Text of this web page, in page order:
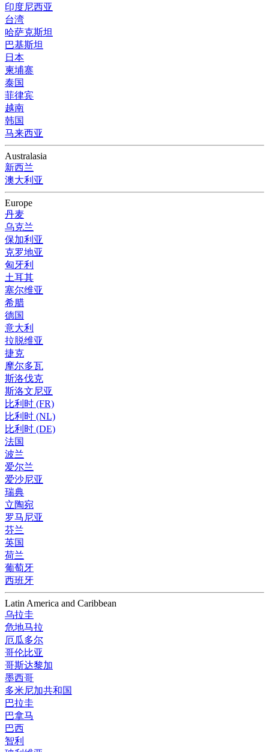
印度尼西亚
台湾
哈萨克斯坦
巴基斯坦
日本
柬埔寨
泰国
菲律宾
越南
韩国
马来西亚
Australasia
新西兰
澳大利亚
Europe
丹麦
乌克兰
保加利亚
克罗地亚
匈牙利
土耳其
塞尔维亚
希腊
德国
意大利
拉脱维亚
捷克
摩尔多瓦
斯洛伐克
斯洛文尼亚
比利时 (FR)
比利时 (NL)
比利时 (DE)
法国
波兰
爱尔兰
爱沙尼亚
瑞典
立陶宛
罗马尼亚
芬兰
英国
荷兰
葡萄牙
西班牙
Latin America and Caribbean
乌拉圭
危地马拉
厄瓜多尔
哥伦比亚
哥斯达黎加
墨西哥
多米尼加共和国
巴拉圭
巴拿马
巴西
智利